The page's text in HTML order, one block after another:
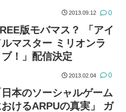
2013.09.12 0
版モバマス？ 「アイ
ルマスター ミリオンラ
！」配信決定
2013.02.04 0
日本のソーシャルゲーム
おけるARPUの真実」 ガ